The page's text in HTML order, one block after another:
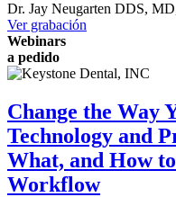
Dr. Jay Neugarten DDS,
Ver grabación
Webinars
a pedido
Change the Way
Technology and
What, and How
Workflow